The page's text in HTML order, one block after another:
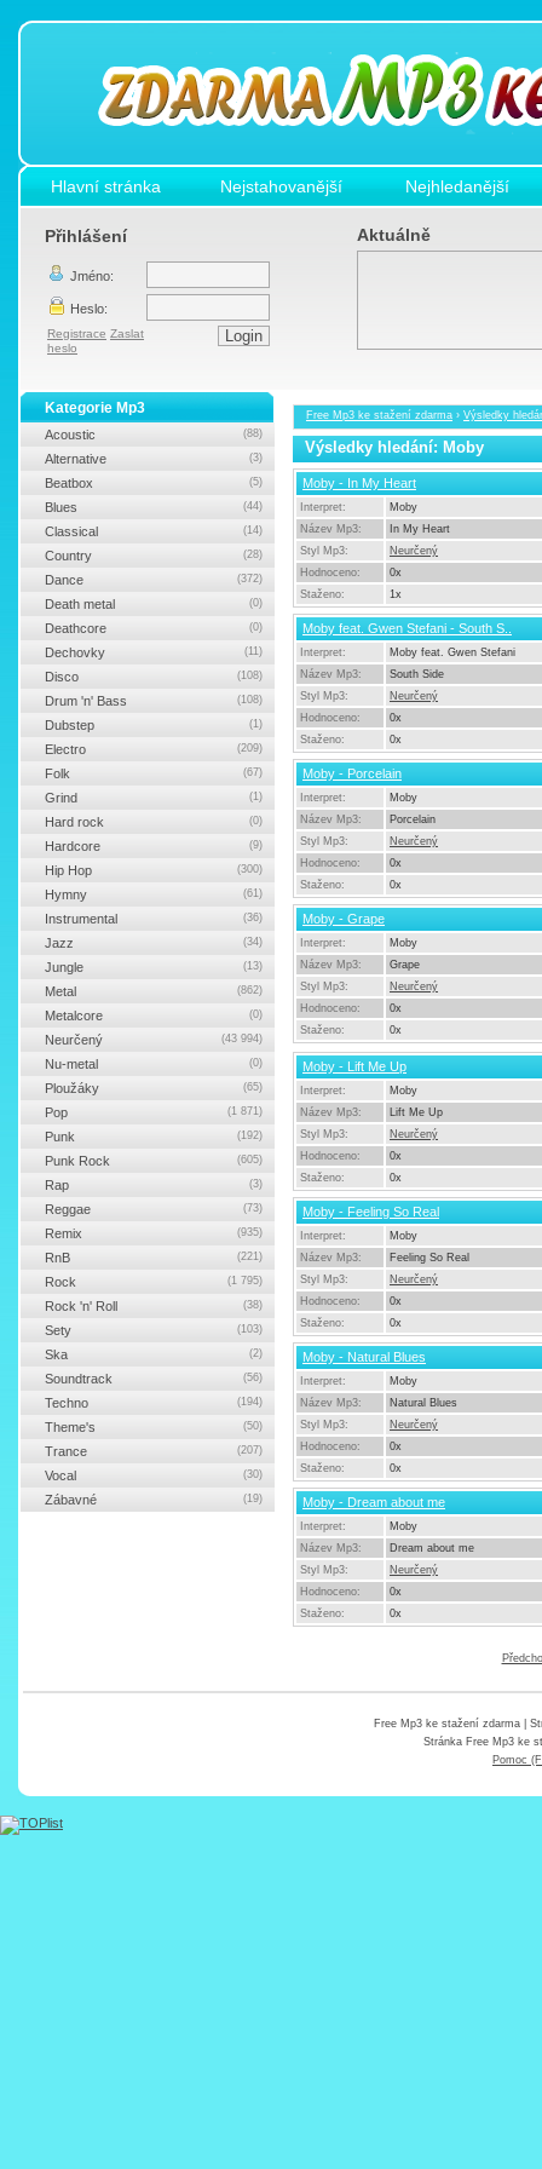
Hlavní stránka Nejstahovanější Nejhledanější
Přihlášení
Jméno:
Heslo:
Registrace Zaslat
heslo
Aktuálně
Free Mp3 ke stažení zdarma › Výsledky
Výsledky hledání: Moby
Moby - In My Heart
Interpret:
Moby
Název Mp3:
In My Heart
Styl Mp3:
Neurčený
Hodnoceno:
0x
Staženo:
1x
Moby feat. Gwen Stefani - South S..
Interpret:
Moby feat. Gwen Stefani
Název Mp3:
South Side
Styl Mp3:
Neurčený
Hodnoceno:
0x
Staženo:
0x
Moby - Porcelain
Interpret:
Moby
Název Mp3:
Porcelain
Styl Mp3:
Neurčený
Hodnoceno:
0x
Staženo:
0x
Moby - Grape
Interpret:
Moby
Název Mp3:
Grape
Styl Mp3:
Neurčený
Hodnoceno:
0x
Staženo:
0x
Moby - Lift Me Up
Interpret:
Moby
Název Mp3:
Lift Me Up
Styl Mp3:
Neurčený
Hodnoceno:
0x
Staženo:
0x
Moby - Feeling So Real
Interpret:
Moby
Název Mp3:
Feeling So Real
Styl Mp3:
Neurčený
Hodnoceno:
0x
Staženo:
0x
Moby - Natural Blues
Interpret:
Moby
Název Mp3:
Natural Blues
Styl Mp3:
Neurčený
Hodnoceno:
0x
Staženo:
0x
Moby - Dream about me
Interpret:
Moby
Název Mp3:
Dream about me
Styl Mp3:
Neurčený
Hodnoceno:
0x
Staženo:
0x
Kategorie Mp3
Acoustic (88)
Alternative (3)
Beatbox (5)
Blues (44)
Classical (14)
Country (28)
Dance (372)
Death metal (0)
Deathcore (0)
Dechovky (11)
Disco (108)
Drum 'n' Bass (108)
Dubstep (1)
Electro (209)
Folk (67)
Grind (1)
Hard rock (0)
Hardcore (9)
Hip Hop (300)
Hymny (61)
Instrumental (36)
Jazz (34)
Jungle (13)
Metal (862)
Metalcore (0)
Neurčený (43 994)
Nu-metal (0)
Ploužáky (65)
Pop (1 871)
Punk (192)
Punk Rock (605)
Rap (3)
Reggae (73)
Remix (935)
RnB (221)
Rock (1 795)
Rock 'n' Roll (38)
Sety (103)
Ska (2)
Soundtrack (56)
Techno (194)
Theme's (50)
Trance (207)
Vocal (30)
Zábavné (19)
Free Mp3 ke stažení zdarma|
Stránka Free Mp3 ke
Pomoc